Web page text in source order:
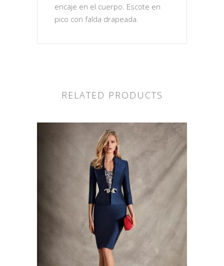
encaje en el cuerpo. Escote en
pico con falda drapeada.
RELATED PRODUCTS